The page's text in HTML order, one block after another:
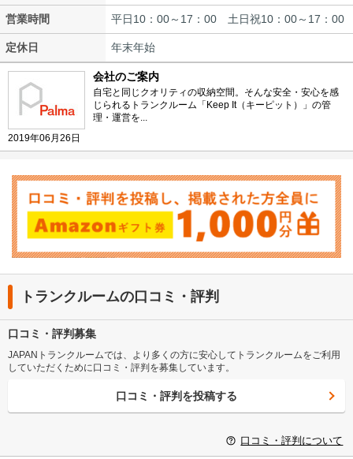
営業時間 平日10：00～17：00 土日祝10：00～17：00
定休日 年末年始
2019年06月26日
会社のご案内
自宅と同じクオリティの収納空間。そんな安全・安心を感
じられるトランクルーム「Keep It（キーピット）」の管
理・運営を...
トランクルームの口コミ・評判
口コミ・評判募集
JAPANトランクルームでは、より多くの方に安心してトランクルームをご利用
していただくために口コミ・評判を募集しています。
口コミ・評判を投稿する
口コミ・評判について